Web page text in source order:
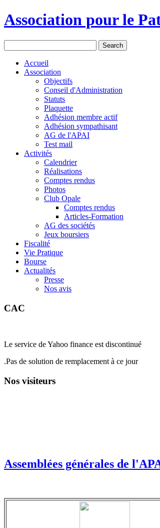
Association pour le
Accueil
Association
Objectifs
Conseil d'Administration
Statuts
Plaquette
Adhésion membre actif
Adhésion sympathisant
AG de l'APAI
Test mail
Activités
Calendrier
Réalisations
Comptes rendus
Photos
Club Opale
Comptes rendus
Articles-Formation
AG des sociétés
Jeux boursiers
Fiscalité
Vie Pratique
Bourse
Actualités
Presse
Nos avis
CAC
Le service de Yahoo finance est discontinué
.Pas de solution de remplacement à ce jour
Nos visiteurs
Assemblées générales de